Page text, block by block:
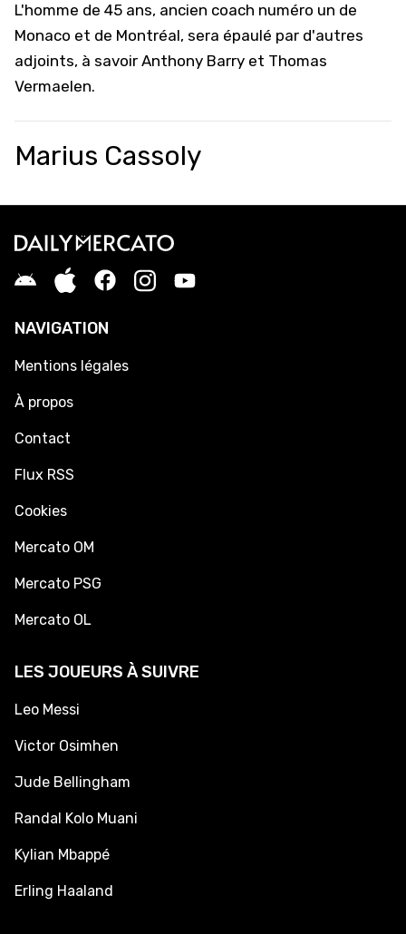
L'homme de 45 ans, ancien coach numéro un de
Monaco et de Montréal, sera épaulé par d'autres
adjoints, à savoir Anthony Barry et Thomas
Vermaelen.
Marius Cassoly
NAVIGATION
Mentions légales
À propos
Contact
Flux RSS
Cookies
Mercato OM
Mercato PSG
Mercato OL
LES JOUEURS À SUIVRE
Leo Messi
Victor Osimhen
Jude Bellingham
Randal Kolo Muani
Kylian Mbappé
Erling Haaland